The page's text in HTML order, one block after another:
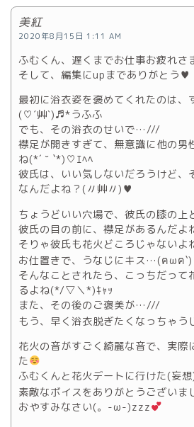
美紅
2020年8月15日 1:11 AM
ふむくん、遅くまでお仕事お疲れ
そして、編集にupまでありがとう♥
最初に浴衣姿を褒めてくれたのは、
(♡ˊ艸ˋ)♬*うふふ
でも、その浴衣のせいで…///
襟足が開きすぎて、無意識に他の男
ね(*´ ˘ `*)♡ｴﾍﾍ
彼氏は、いい気しないだろうけど、
なんだよね？(〃艸〃)♥
ちょうどいい穴場で、彼氏の膝の上
彼氏の目の前に、襟足があるんだ
そりゃ彼氏も花火どころじゃない
お仕置きで、うなじにキス…(ฅωฅ
そんなことされたら、こっちだって
るよね(*/▽＼*)ｷｬｯ
また、その後のご褒美が…///
もう、早く浴衣脱ぎたくなっちゃ
花火の音がすごく綺麗な音で、実際
た
ふむくんと花火デートに行けた(妄
素敵なボイスをありがとうござい
おやすみなさい(。-ω-)zzz